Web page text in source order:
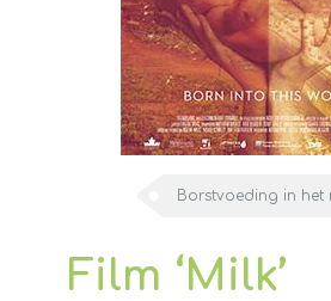
Borstvoeding in het
Film ‘Milk’